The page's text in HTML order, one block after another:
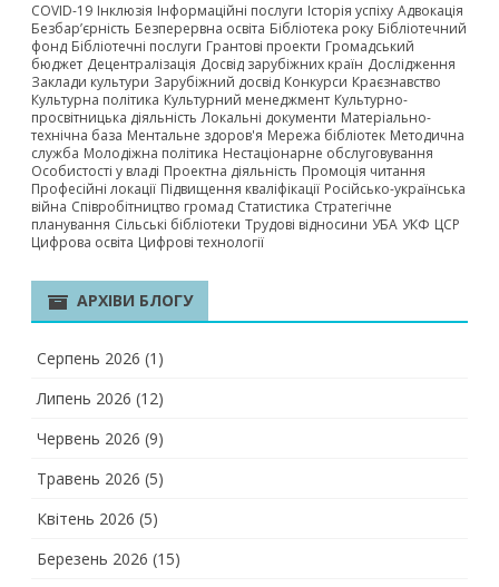
COVID-19 Інклюзія Інформаційні послуги Історія успіху Адвокація
Безбар’єрність Безперервна освіта Бібліотека року Бібліотечний
фонд Бібліотечні послуги Грантові проекти Громадський
бюджет Децентралізація Досвід зарубіжних країн Дослідження
Заклади культури Зарубіжний досвід Конкурси Краєзнавство
Культурна політика Культурний менеджмент Культурно-
просвітницька діяльність Локальні документи Матеріально-
технічна база Ментальне здоров'я Мережа бібліотек Методична
служба Молодіжна політика Нестаціонарне обслуговування
Особистості у владі Проектна діяльність Промоція читання
Професійні локації Підвищення кваліфікації Російсько-українська
війна Співробітництво громад Статистика Стратегічне
планування Сільські бібліотеки Трудові відносини УБА УКФ ЦСР
Цифрова освіта Цифрові технології
АРХІВИ БЛОГУ
Серпень 2026 (1)
Липень 2026 (12)
Червень 2026 (9)
Травень 2026 (5)
Квітень 2026 (5)
Березень 2026 (15)